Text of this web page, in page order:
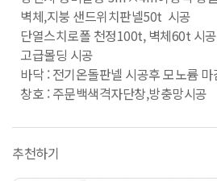
벽체,지붕 샌드위치판넬50t 시공
단열스치로폴 천정100t, 벽체60t 시
고급몰딩 시공
바닥 : 전기온돌판넬 시공후 모노륨 마
창호 : 주문백색격자단창,방충망시공
추천하기